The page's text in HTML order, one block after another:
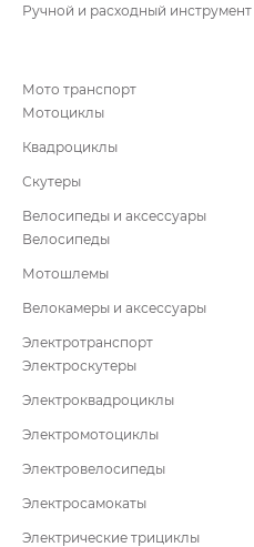
Ручной и расходный инструмент
Мото транспорт
Мотоциклы
Квадроциклы
Скутеры
Велосипеды и аксессуары
Велосипеды
Мотошлемы
Велокамеры и аксессуары
Электротранспорт
Электроскутеры
Электроквадроциклы
Электромотоциклы
Электровелосипеды
Электросамокаты
Электрические трициклы